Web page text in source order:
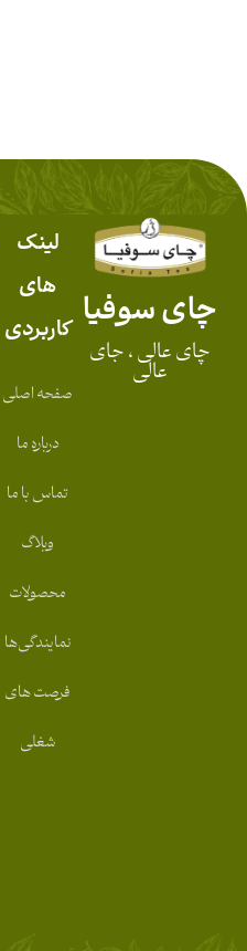
لینک
های
کاربردی
صفحه اصلی
درباره ما
تماس با ما
وبلاگ
محصولات
نمایندگی‌ها
فرصت های
شغلی
چای سوفیا
چای عالی ، جای
عالی